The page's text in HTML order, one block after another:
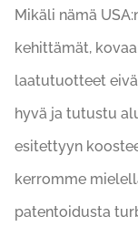
Mikäli nämä
kehittämät,
laatutuotteet
hyvä ja tutustu
esitettyyn
kerromme
patentoidusta